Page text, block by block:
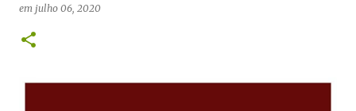
0
em julho 06, 2020